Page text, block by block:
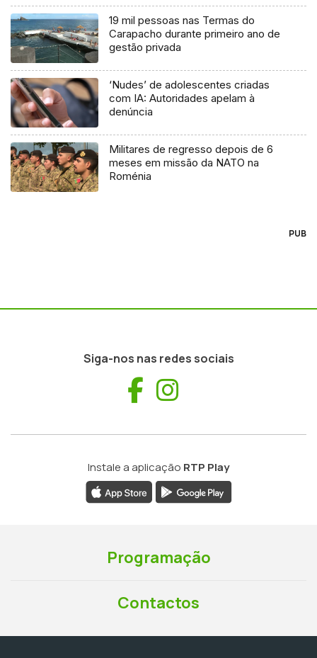
19 mil pessoas nas Termas do
Carapacho durante primeiro ano de
gestão privada
‘Nudes’ de adolescentes criadas
com IA: Autoridades apelam à
denúncia
Militares de regresso depois de 6
meses em missão da NATO na
Roménia
PUB
Siga-nos nas redes sociais
Facebook
Instale a aplicação RTP Play
Programação
Contactos